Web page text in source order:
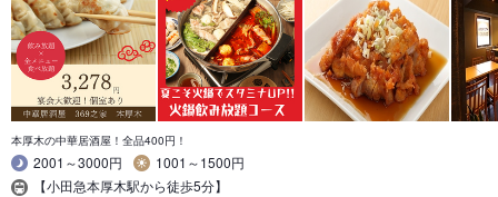
本厚木の中華居酒屋！全品400円！
2001～3000円
1001～1500円
【小田急本厚木駅から徒歩5分】